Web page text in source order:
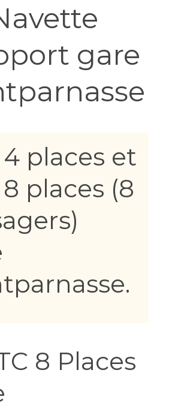
gare
4 places et
places (8
8 Places